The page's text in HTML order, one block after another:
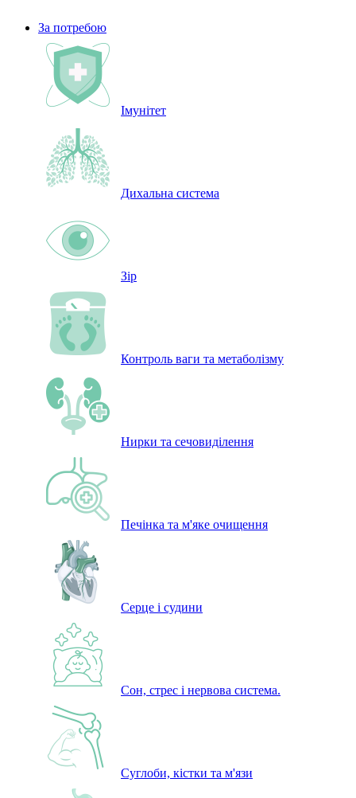
За потребою
Імунітет
Дихальна система
Зір
Контроль ваги та метаболізму
Нирки та сечовиділення
Печінка та м'яке очищення
Серце і судини
Сон, стрес і нервова система.
Суглоби, кістки та м'язи